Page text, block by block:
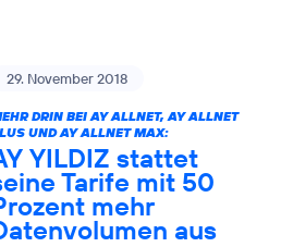
29. November 2018
DRIN BEI AY ALLNET, AY ALLNET
UND AY ALLNET MAX:
YILDIZ stattet
Tarife mit 50
mehr
aus